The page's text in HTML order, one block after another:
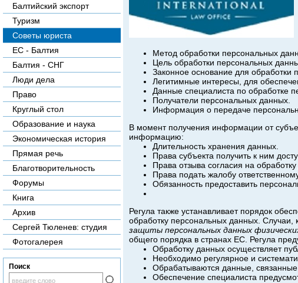
Метод обработки персональных
Цель обработки персональных
Законное основание для обработки
Легитимные интересы, для
Данные специалиста по обработке
Получатели персональных данных.
Информация о передаче
В момент получения информации от
информацию:
Длительность хранения данных.
Права субъекта получить к ним
Права отзыва согласия на
Права подать жалобу
Обязанность предоставить
Регула также устанавливает порядок
обработку персональных данных. Случаи,
защиты персональных данных
общего порядка в странах ЕС. Регула
Обработку данных осуществляет
Необходимо регулярное и
Обрабатываются данные,
Обеспечение специалиста
Балтийский экспорт
Туризм
Советы юриста
ЕС - Балтия
Балтия - СНГ
Люди дела
Право
Круглый стол
Образование и наука
Экономическая история
Прямая речь
Благотворительность
Форумы
Книга
Архив
Сергей Тюленев: студия
Фотогалерея
Поиск